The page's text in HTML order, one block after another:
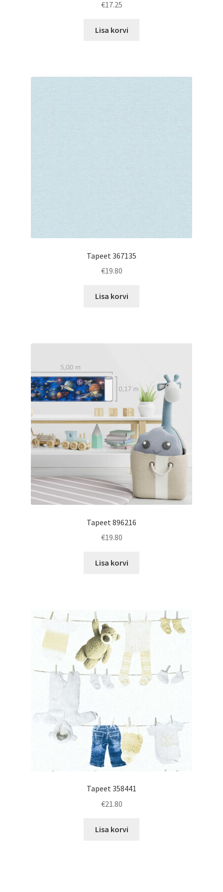
€17.25
Lisa korvi
Tapeet 367135
€19.80
Lisa korvi
Tapeet 896216
€19.80
Lisa korvi
Tapeet 358441
€21.80
Lisa korvi